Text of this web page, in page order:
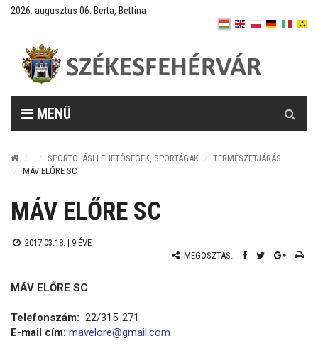
2026. augusztus 06. Berta, Bettina
MENÜ
SPORTOLÁSI LEHETŐSÉGEK, SPORTÁGAK
TERMÉSZETJÁRÁS
MÁV ELŐRE SC
MÁV ELŐRE SC
2017.03.18. | 9 ÉVE
MEGOSZTÁS:
MÁV ELŐRE SC
Telefonszám: 22/315-271
E-mail cím: mavelore@gmail.com